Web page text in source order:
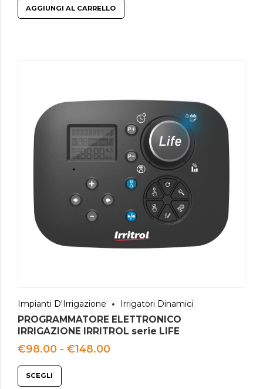
AGGIUNGI AL CARRELLO
Impianti D'Irrigazione Irrigatori Dinamici
PROGRAMMATORE ELETTRONICO
IRRIGAZIONE IRRITROL serie LIFE
€98.00 - €148.00Fascia
SCEGLI